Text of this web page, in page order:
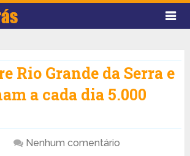
Rio Grande da Serra e
a cada dia 5.000
Nenhum comentário